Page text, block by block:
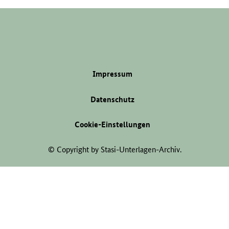
Impressum
Datenschutz
Cookie-Einstellungen
© Copyright by Stasi-Unterlagen-Archiv.